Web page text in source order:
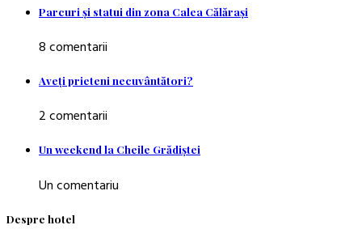
Parcuri şi statui din zona Calea Călăraşi
8 comentarii
Aveţi prieteni necuvântători?
2 comentarii
Un weekend la Cheile Grădiştei
Un comentariu
Despre hotel